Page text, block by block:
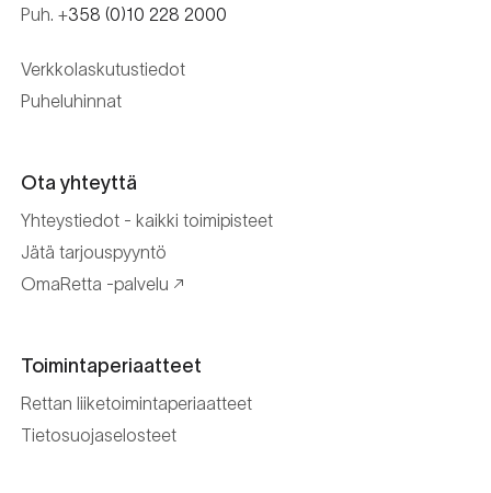
Puh. +358 (0)10 228 2000
Verkkolaskutustiedot
Puheluhinnat
Ota yhteyttä
Yhteystiedot - kaikki toimipisteet
Jätä tarjouspyyntö
OmaRetta -palvelu
Toimintaperiaatteet
Rettan liiketoimintaperiaatteet
Tietosuojaselosteet